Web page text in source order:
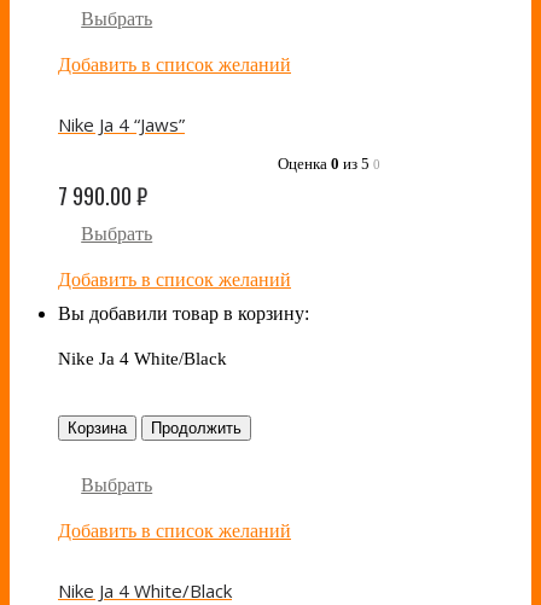
Выбрать
Добавить в список желаний
Nike Ja 4 “Jaws”
Оценка 0 из 5 0
7 990.00₽
Выбрать
Добавить в список желаний
Вы добавили товар в корзину:
Nike Ja 4 White/Black
Корзина Продолжить
Выбрать
Добавить в список желаний
Nike Ja 4 White/Black